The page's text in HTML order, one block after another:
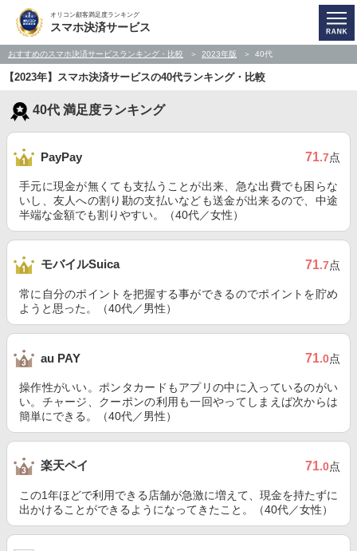
オリコン顧客満足度ランキング
スマホ決済サービス
おすすめのスマホ決済サービスランキング・比較 2023年版 40代
【2023年】スマホ決済サービスの40代ランキング・比較
40代 満足度ランキング
PayPay 71.7点
手元に現金が無くても支払うことが出来、急な出費でも困らな
いし、友人への割り勘の支払いなども送金が出来るので、中途
半端な金額でも割りやすい。（40代／女性）
モバイルSuica 71.7点
常に自分のポイントを把握する事ができるのでポイントを貯め
ようと思った。（40代／男性）
au PAY 71.0点
操作性がいい。ポンタカードもアプリの中に入っているのがい
い。チャージ、クーポンの利用も一回やってしまえば次からは
簡単にできる。（40代／男性）
楽天ペイ 71.0点
この1年ほどで利用できる店舗が急激に増えて、現金を持たずに
出かけることができるようになってきたこと。（40代／女性）